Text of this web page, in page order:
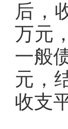
后，
万元
一般
元，
收支